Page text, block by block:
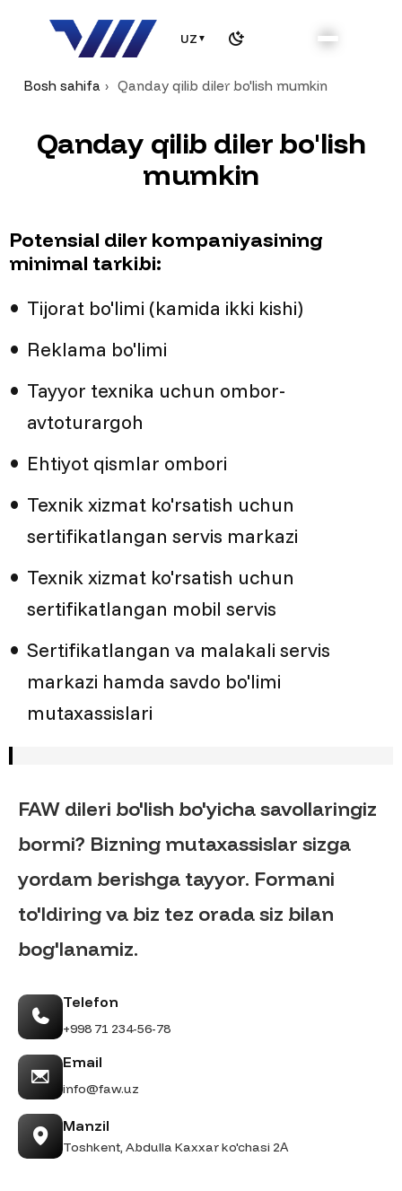
UZ ▼
Bosh sahifa Qanday qilib diler bo'lish mumkin
Qanday qilib diler bo'lish
mumkin
Potensial diler kompaniyasining
minimal tarkibi:
Tijorat bo'limi (kamida ikki kishi)
Reklama bo'limi
Tayyor texnika uchun ombor-
avtoturargoh
Ehtiyot qismlar ombori
Texnik xizmat ko'rsatish uchun
sertifikatlangan servis markazi
Texnik xizmat ko'rsatish uchun
sertifikatlangan mobil servis
Sertifikatlangan va malakali servis
markazi hamda savdo bo'limi
mutaxassislari
FAW dileri bo'lish bo'yicha savollaringiz
bormi? Bizning mutaxassislar sizga
yordam berishga tayyor. Formani
to'ldiring va biz tez orada siz bilan
bog'lanamiz.
Telefon
+998 71 234-56-78
Email
info@faw.uz
Manzil
Toshkent, Abdulla Kaxxar ko'chasi 2А